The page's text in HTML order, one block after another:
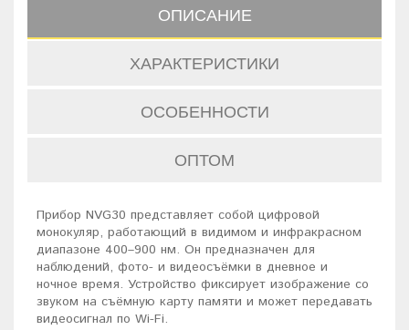
ОПИСАНИЕ
ХАРАКТЕРИСТИКИ
ОСОБЕННОСТИ
ОПТОМ
Прибор NVG30 представляет собой цифровой
монокуляр, работающий в видимом и инфракрасном
диапазоне 400–900 нм. Он предназначен для
наблюдений, фото- и видеосъёмки в дневное и
ночное время. Устройство фиксирует изображение со
звуком на съёмную карту памяти и может передавать
видеосигнал по Wi-Fi.